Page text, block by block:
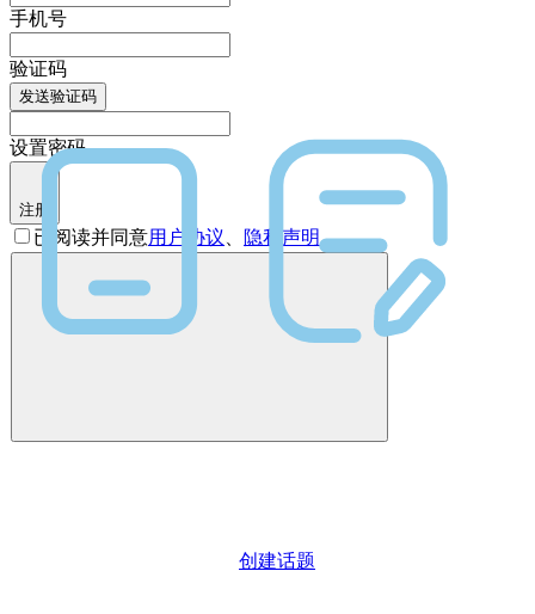
创建话题
手机号
验证码
发送验证码
设置密码
注册
已阅读并同意用户协议 隐私声明